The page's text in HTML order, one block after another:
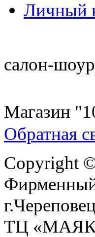
Личный
салон-
Магазин
Обратная
Copyright
ТЦ